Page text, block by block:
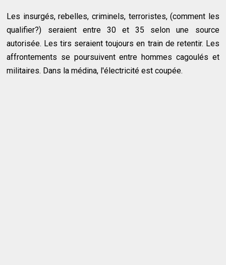
Les insurgés, rebelles, criminels, terroristes, (comment les
qualifier?) seraient entre 30 et 35 selon une source
autorisée. Les tirs seraient toujours en train de retentir. Les
affrontements se poursuivent entre hommes cagoulés et
militaires. Dans la médina, l'électricité est coupée.